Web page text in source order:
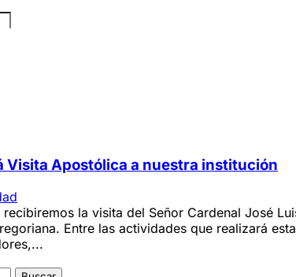
Visita Apostólica a nuestra institución
la visita del Señor Cardenal José
Entre las actividades que realizará